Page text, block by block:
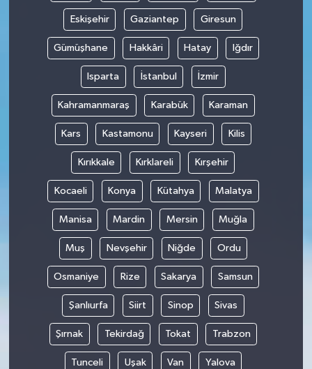
Eskişehir Gaziantep Giresun
Gümüşhane Hakkâri Hatay Iğdır
Isparta İstanbul İzmir
Kahramanmaraş Karabük Karaman
Kars Kastamonu Kayseri Kilis
Kırıkkale Kırklareli Kırşehir
Kocaeli Konya Kütahya Malatya
Manisa Mardin Mersin Muğla
Muş Nevşehir Niğde Ordu
Osmaniye Rize Sakarya Samsun
Şanlıurfa Siirt Sinop Sivas
Şırnak Tekirdağ Tokat Trabzon
Tunceli Uşak Van Yalova